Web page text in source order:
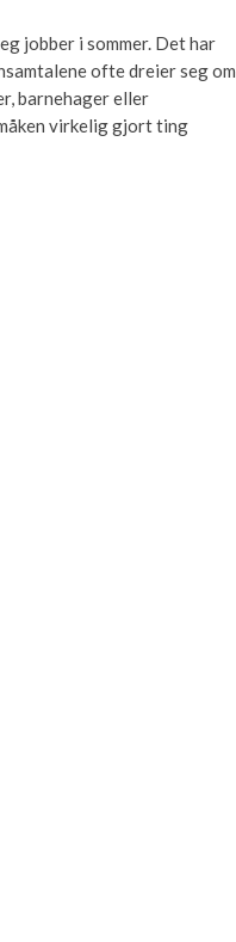
jobber i sommer. Det har
ofte dreier seg om
barnehager eller
virkelig gjort ting